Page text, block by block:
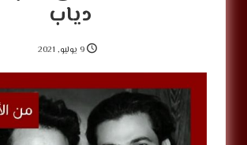
دياب
9 يوليو, 2021